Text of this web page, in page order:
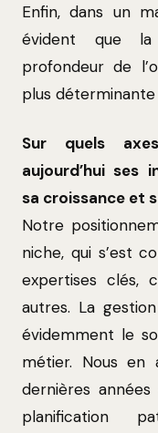
Enfin, dans un
évident que
profondeur de
plus déterminante
Sur quels
aujourd’hui ses
sa croissance et
Notre
niche, qui s’est
expertises clés,
autres. La
évidemment le
métier. Nous en
dernières
planification